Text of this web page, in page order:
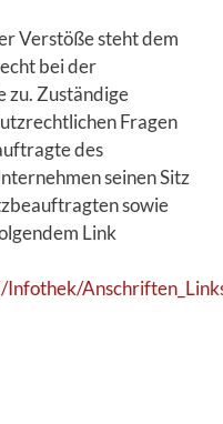
Verstöße steht dem
bei der
zu. Zuständige
Fragen
des
seinen Sitz
sowie
Link